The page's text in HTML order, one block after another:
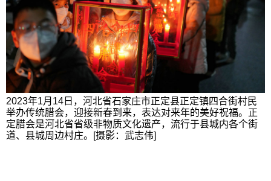
2023年1月14日，河北省石家庄市正定县正定镇四合街村民
举办传统腊会，迎接新春到来，表达对来年的美好祝福。正
定腊会是河北省省级非物质文化遗产，流行于县城内各个街
道、县城周边村庄。[摄影：武志伟]